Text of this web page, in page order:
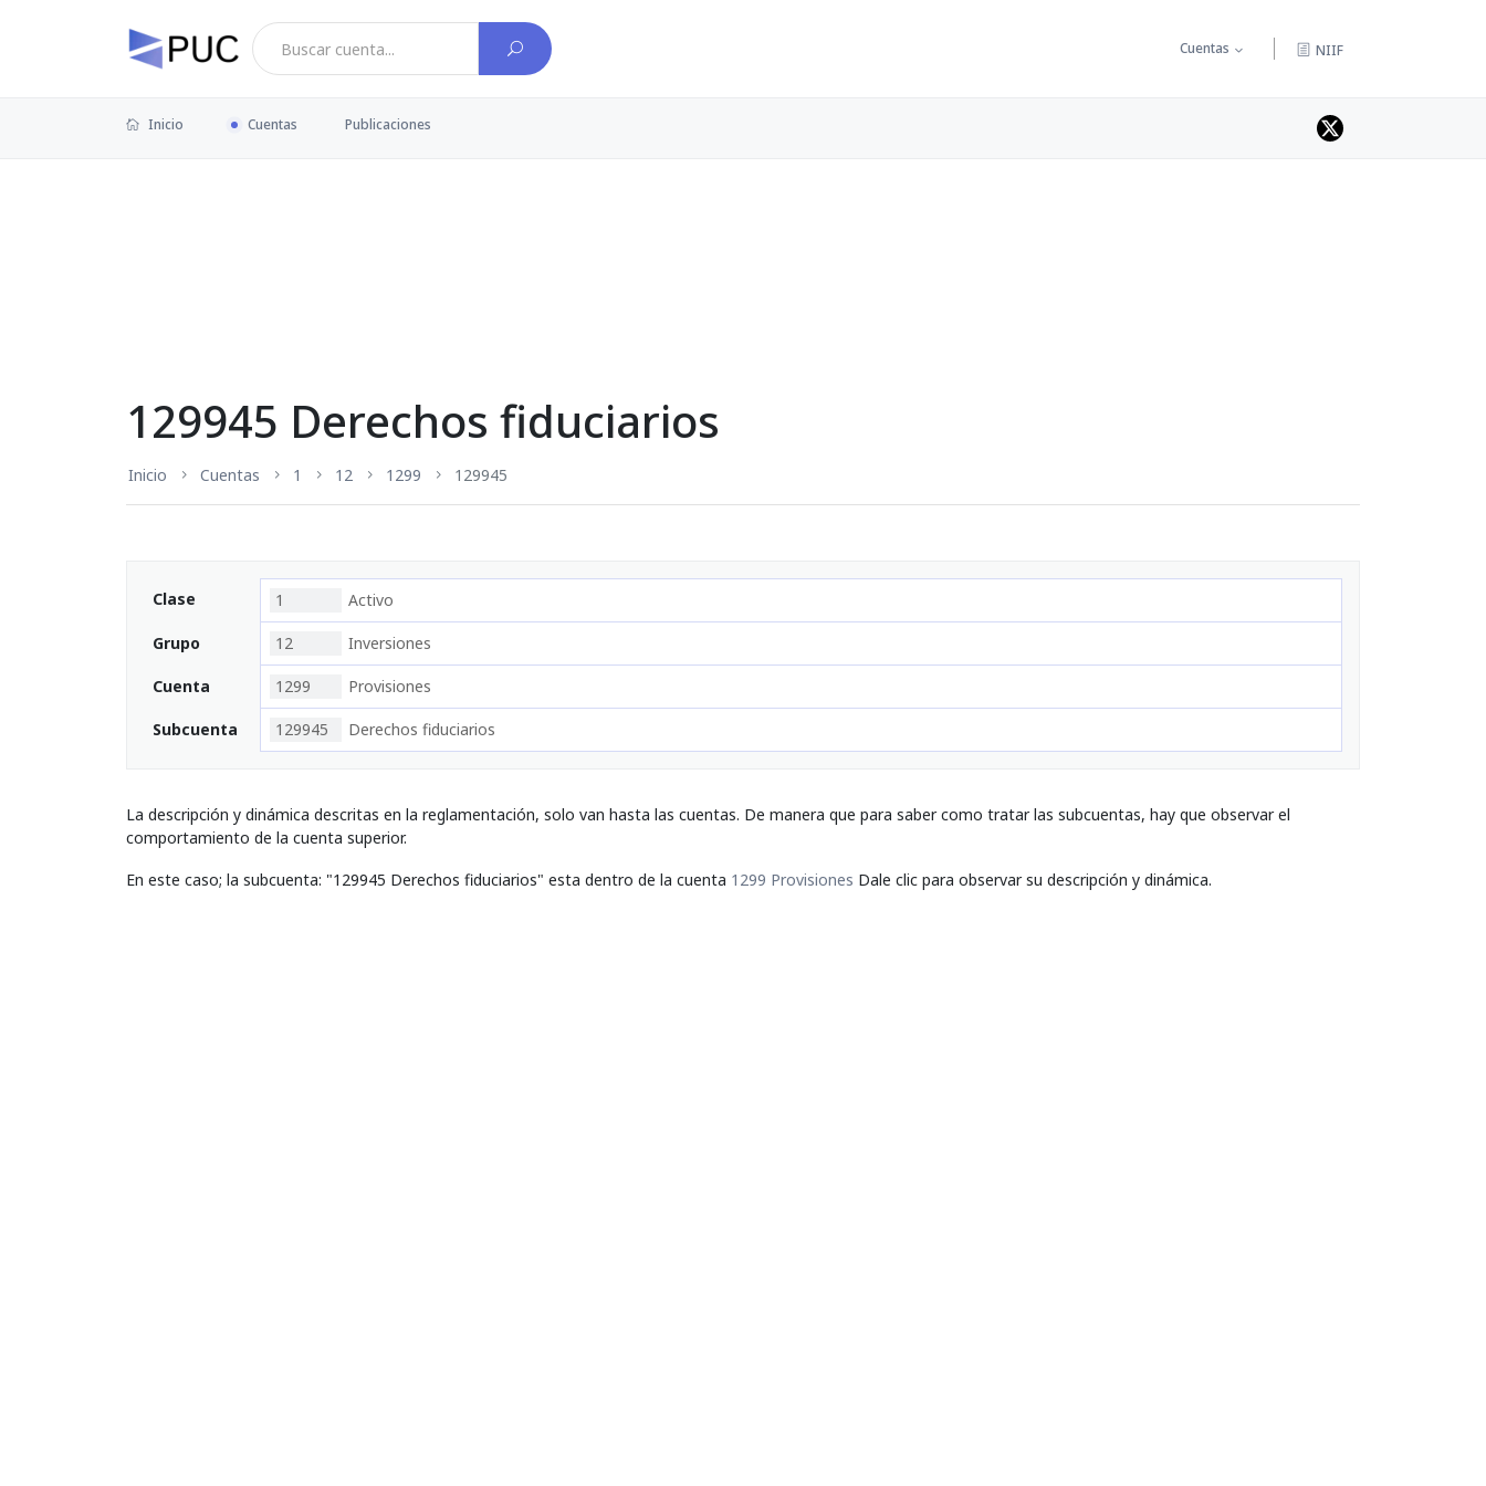
Cuentas NIIF
Inicio Cuentas Publicaciones
129945 Derechos fiduciarios
Inicio Cuentas 1 12 1299 129945
Clase 1 Activo
Grupo 12 Inversiones
Cuenta 1299 Provisiones
Subcuenta 129945 Derechos fiduciarios
La descripción y dinámica descritas en la reglamentación, solo van hasta las cuentas. De manera que para saber como tratar las subcuentas, hay que observar el
comportamiento de la cuenta superior.
En este caso; la subcuenta: "129945 Derechos fiduciarios" esta dentro de la cuenta 1299 Provisiones Dale clic para observar su descripción y dinámica.